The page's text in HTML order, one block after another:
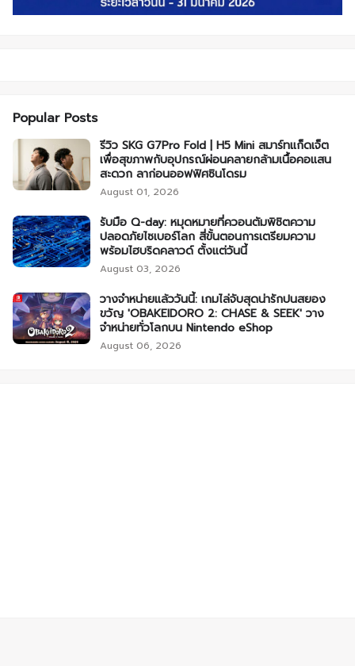
Popular Posts
รีวิว SKG G7Pro Fold | H5 Mini สมาร์ทแก็ดเจ็ต
เพื่อสุขภาพกับอุปกรณ์ผ่อนคลายกล้ามเนื้อคอแสน
สะดวก ลาก่อนออฟฟิศซินโดรม
August 01, 2026
รับมือ Q-day: หมุดหมายที่ควอนตัมพิชิตความ
ปลอดภัยไซเบอร์โลก สี่ขั้นตอนการเตรียมความ
พร้อมไฮบริดคลาวด์ ตั้งแต่วันนี้
August 03, 2026
วางจำหน่ายแล้ววันนี้: เกมไล่จับสุดน่ารักปนสยอง
ขวัญ 'OBAKEIDORO 2: CHASE & SEEK' วาง
จำหน่ายทั่วโลกบน Nintendo eShop
August 06, 2026